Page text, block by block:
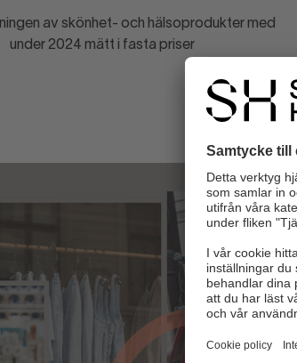
av skönhet- och hälsoprodukter med
under 2024 mätt i fasta priser